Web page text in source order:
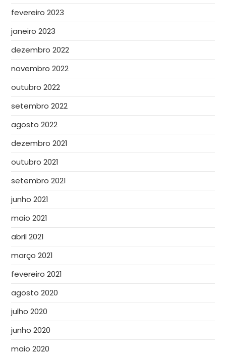
fevereiro 2023
janeiro 2023
dezembro 2022
novembro 2022
outubro 2022
setembro 2022
agosto 2022
dezembro 2021
outubro 2021
setembro 2021
junho 2021
maio 2021
abril 2021
março 2021
fevereiro 2021
agosto 2020
julho 2020
junho 2020
maio 2020